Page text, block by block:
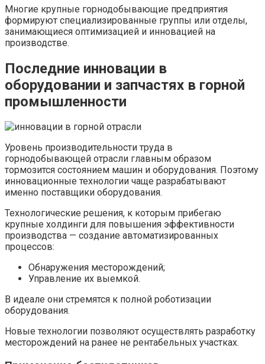
Многие крупные горнодобывающие предприятия
формируют специализированные группы или отделы,
занимающиеся оптимизацией и инновацией на
производстве.
Последние инновации в
оборудовании и запчастях в горной
промышленности
Уровень производительности труда в
горнодобывающей отрасли главным образом
тормозится состоянием машин и оборудования. Поэтому
инновационные технологии чаще разрабатывают
именно поставщики оборудования.
Технологические решения, к которым прибегаю
крупные холдинги для повышения эффективности
производства — создание автоматизированных
процессов:
Обнаружения месторождений;
Управление их выемкой.
В идеале они стремятся к полной роботизации
оборудования.
Новые технологии позволяют осуществлять разработку
месторождений на ранее не рентабельных участках.